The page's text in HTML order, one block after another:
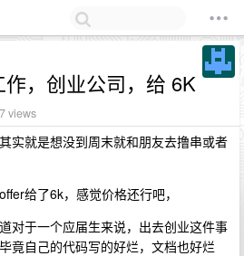
，创业公司，给 6K
views
实就是想没到周末就和朋友去撸串或者
给了6k，感觉价格还行吧，
对于一个应届生来说，出去创业这件事
竟自己的代码写的好烂，文档也好烂